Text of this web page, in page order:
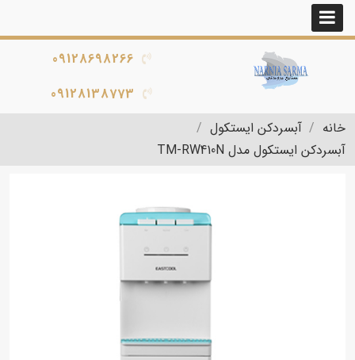
09128698266
09128138773
خانه
آبسردکن ایستکول
آبسردکن ایستکول مدل TM-RW410N